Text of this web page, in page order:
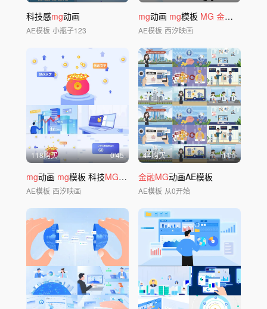
科技感mg动画
AE模板 小瓶子123
mg动画 mg模板 MG 金融mg
AE模板 西汐映画
118购买 0'45
mg动画 mg模板 科技MG 金融mg
AE模板 西汐映画
44购买 1'01
金融MG动画AE模板
AE模板 从0开始